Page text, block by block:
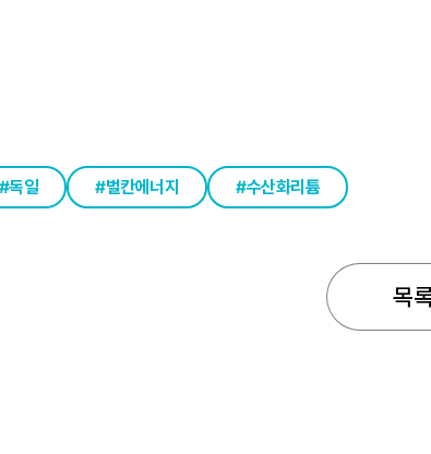
독일 벌칸에너지 수산화리튬
목